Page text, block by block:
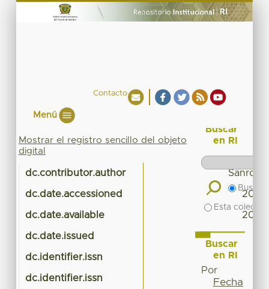
Contacto
Menú
Mostrar el registro sencillo del objeto
digital
dc.contributor.author
dc.date.accessioned
dc.date.available
dc.date.issued
dc.identifier.issn
dc.identifier.issn
Buscar
en RI
Buscar
Esta
Buscar
en RI
Por
Fecha